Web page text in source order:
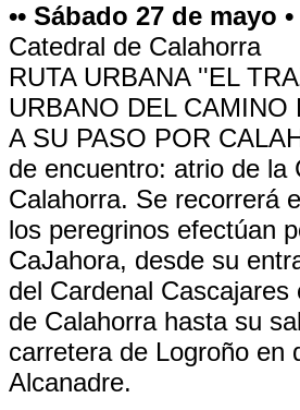
•• Sábado 27 de mayo
Catedral de Calahorra
RUTA URBANA ''EL
URBANO DEL CAMINO
A SU PASO POR
de encuentro: atrio de la
Calahorra. Se recorrerá
los peregrinos efectúan
CaJahora, desde su
del Cardenal Cascajares
de Calahorra hasta su
carretera de Logroño en
Alcanadre.